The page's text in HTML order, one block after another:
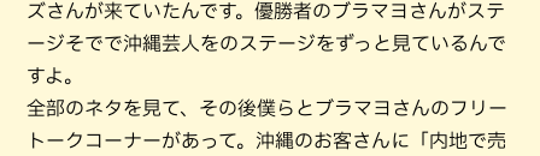
ズさんが来ていたんです。優勝者のブラマヨさんがステ
ージそでで沖縄芸人をのステージをずっと見ているんで
すよ。
全部のネタを見て、その後僕らとブラマヨさんのフリー
トークコーナーがあって。沖縄のお客さんに「内地で売